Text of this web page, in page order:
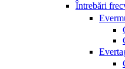
Întrebări